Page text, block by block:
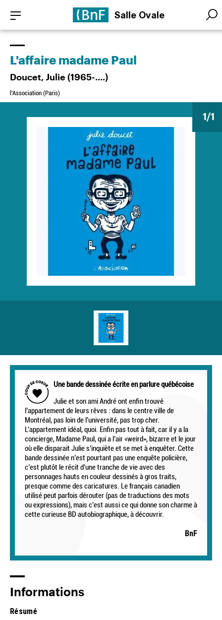
contenu
principal
Salle Ovale
1/1
L'affaire madame Paul
Doucet, Julie (1965-....)
l'Association (Paris)
Une bande dessinée écrite en parlure québécoise
Julie et son ami André ont enfin trouvé
l’appartement de leurs rêves : dans le centre ville de
Montréal, pas loin de l’université, pas trop cher.
L’appartement idéal, quoi. Enfin pas tout à fait, car il y a la
concierge, Madame Paul, qui a l’air «weird», bizarre et le jour
où elle disparait Julie s’inquiète et se met à enquêter. Cette
bande dessinée n’est pourtant pas une enquête policière,
c’est plutôt le récit d’une tranche de vie avec des
personnages hauts en couleur dessinés à gros traits,
presque comme des caricatures. Le français canadien
utilisé peut parfois dérouter (pas de traductions des mots
ou expressions), mais c’est aussi ce qui donne son charme à
cette curieuse BD autobiographique, à découvrir.
BnF
Informations
Résumé
Panneau de gestion des cookies